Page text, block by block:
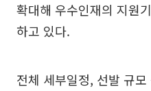
확대해 우수인재의 지원
하고 있다.
전체 세부일정, 선발 규